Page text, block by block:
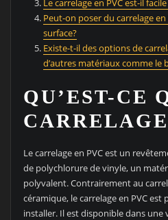
Le carrelage en PVC est-il
Peut-on poser du carrelage
surface?
Existe-t-il des options de
d’autres matériaux comme le
QU’EST-CE
Le carrelage en PVC est un
de polychlorure de vinyle, un
polyvalent. Contrairement au
céramique, le carrelage en PVC est
installer. Il est disponible dans